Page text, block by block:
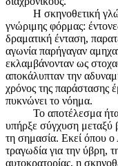
Η σκηνοθετική
γνώριμης φόρμας:
δραματική ένταση,
αγωνία παρήγαγαν
εκλαμβάνονταν ως
αποκάλυπταν την
χρόνος της παράστασης
πυκνώνει το νόημα.
Το αποτέλεσμα ήταν
υπήρξε σύγχυση μεταξύ
τη σημασία. Εκεί όπου ο
τραγωδία για την ύβρη,
αυτοκρατορίας, η